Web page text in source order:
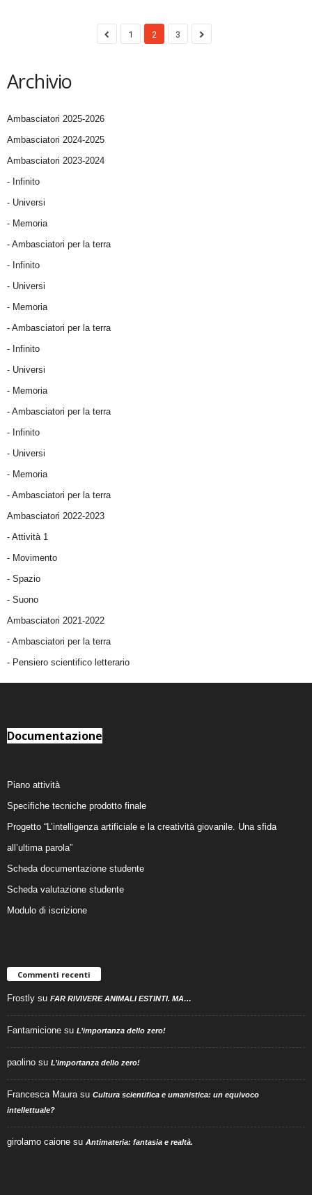
1 2 3
Archivio
Ambasciatori 2025-2026
Ambasciatori 2024-2025
Ambasciatori 2023-2024
- Infinito
- Universi
- Memoria
- Ambasciatori per la terra
- Infinito
- Universi
- Memoria
- Ambasciatori per la terra
- Infinito
- Universi
- Memoria
- Ambasciatori per la terra
- Infinito
- Universi
- Memoria
- Ambasciatori per la terra
Ambasciatori 2022-2023
- Attività 1
- Movimento
- Spazio
- Suono
Ambasciatori 2021-2022
- Ambasciatori per la terra
- Pensiero scientifico letterario
Documentazione
Piano attività
Specifiche tecniche prodotto finale
Progetto “L’intelligenza artificiale e la creatività giovanile. Una sfida
all’ultima parola”
Scheda documentazione studente
Scheda valutazione studente
Modulo di iscrizione
Commenti recenti
Frostly su FAR RIVIVERE ANIMALI ESTINTI. MA…
Fantamicione su L’importanza dello zero!
paolino su L’importanza dello zero!
Francesca Maura su Cultura scientifica e umanistica: un equivoco
intellettuale?
girolamo caione su Antimateria: fantasia e realtà.